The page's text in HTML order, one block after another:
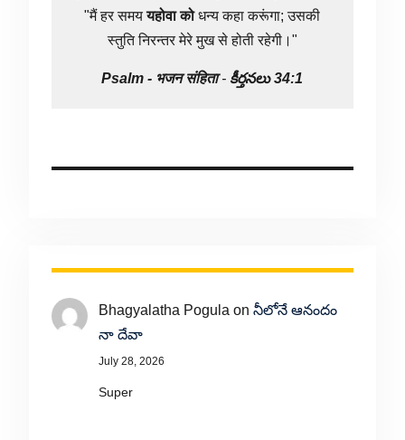
"मैं हर समययहोवा कोधन्य कहा करूंगा; उसकी
स्तुति निरन्तर मेरे मुख से होती रहेगी।"
Psalm - भजन संहिता- కీర్తనలు 34:1
Bhagyalatha Pogula on నీలోనే ఆనందం
నా దేవా
July 28, 2026
Super